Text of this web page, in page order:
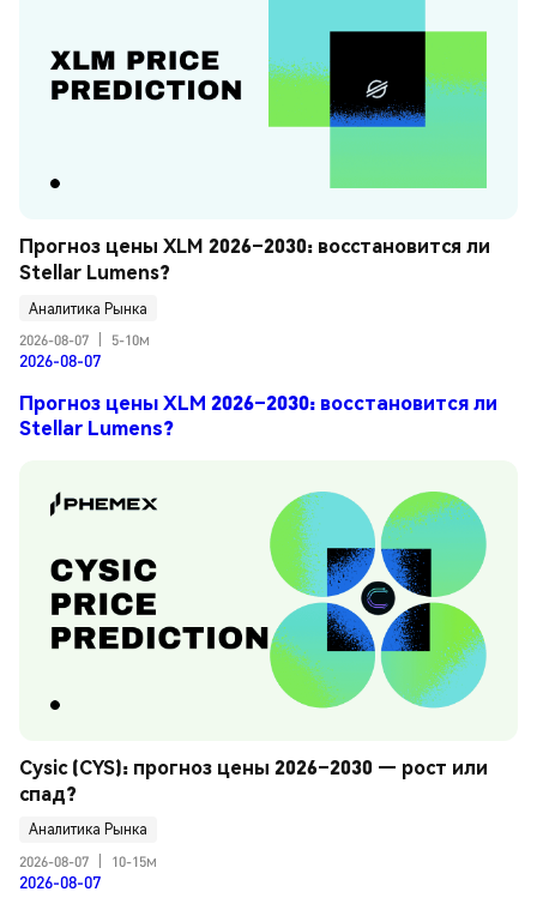
Прогноз цены XLM 2026–2030: восстановится ли
Stellar Lumens?
Аналитика Рынка
2026-08-07
5-10м
2026-08-07
Прогноз цены XLM 2026–2030: восстановится ли
Stellar Lumens?
Cysic (CYS): прогноз цены 2026–2030 — рост или
спад?
Аналитика Рынка
2026-08-07
10-15м
2026-08-07